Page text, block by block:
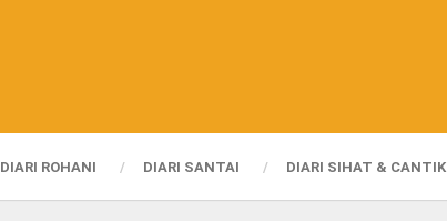
DIARI ROHANI DIARI SANTAI DIARI SIHAT & CANTIK